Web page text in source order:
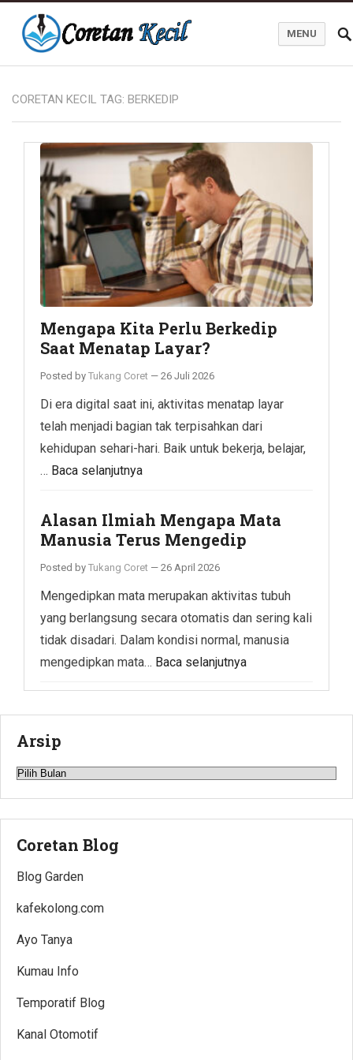
Coretan Kecil
MENU
CORETAN KECIL TAG: BERKEDIP
Mengapa Kita Perlu Berkedip
Saat Menatap Layar?
Posted by Tukang Coret — 26 Juli 2026
Di era digital saat ini, aktivitas menatap layar
telah menjadi bagian tak terpisahkan dari
kehidupan sehari-hari. Baik untuk bekerja, belajar,
… Baca selanjutnya
Alasan Ilmiah Mengapa Mata
Manusia Terus Mengedip
Posted by Tukang Coret — 26 April 2026
Mengedipkan mata merupakan aktivitas tubuh
yang berlangsung secara otomatis dan sering kali
tidak disadari. Dalam kondisi normal, manusia
mengedipkan mata… Baca selanjutnya
Arsip
Arsip
Coretan Blog
Blog Garden
kafekolong.com
Ayo Tanya
Kumau Info
Temporatif Blog
Kanal Otomotif